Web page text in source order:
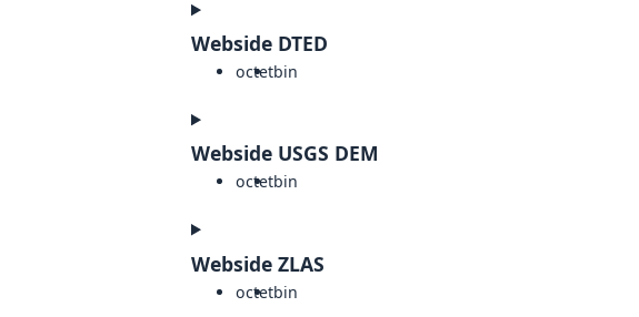
Webside DTED
octetbin
Webside USGS DEM
octetbin
Webside ZLAS
octetbin